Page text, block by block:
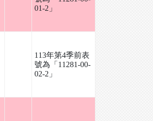
01-2」
113年第4季前表
號為「11281-00-
02-2」